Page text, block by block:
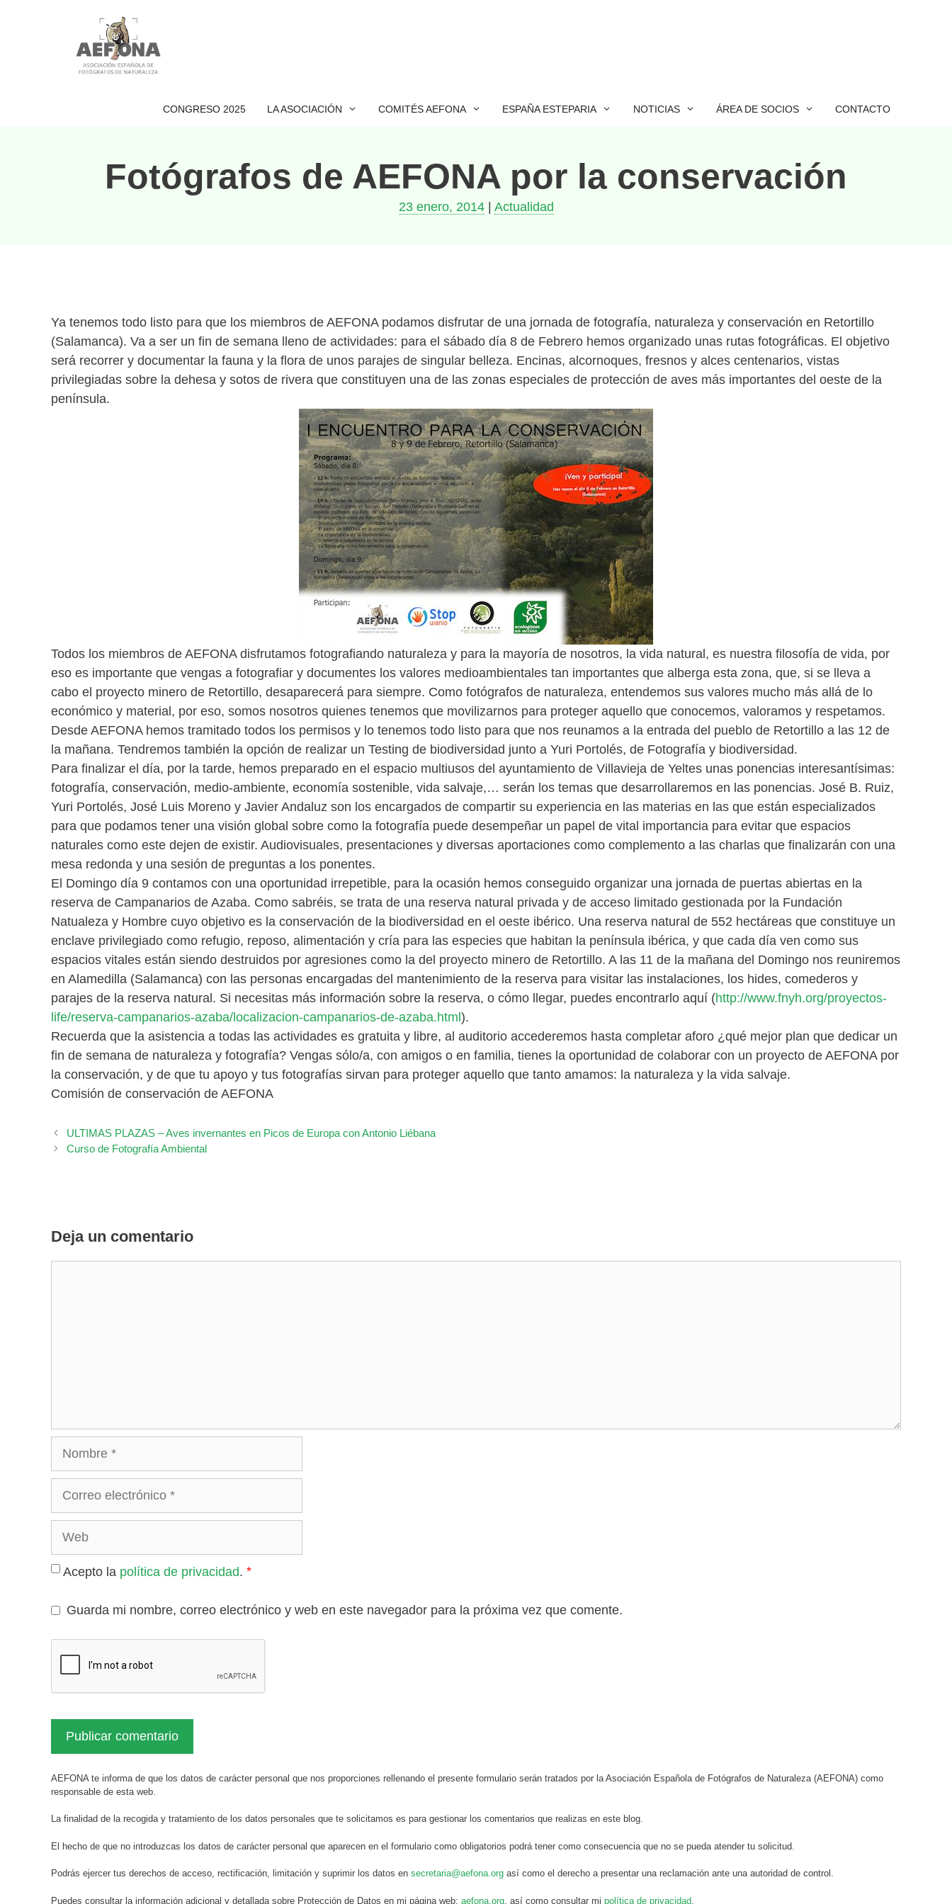
CONGRESO 2025 LA ASOCIACIÓN COMITÉS AEFONA ESPAÑA ESTEPARIA NOTICIAS ÁREA DE SOCIOS CONTACTO
Fotógrafos de AEFONA por la conservación
23 enero, 2014| Actualidad
Ya tenemos todo listo para que los miembros de AEFONA podamos disfrutar de una jornada de fotografía, naturaleza y conservación en Retortillo
(Salamanca). Va a ser un fin de semana lleno de actividades: para el sábado día 8 de Febrero hemos organizado unas rutas fotográficas. El objetivo
será recorrer y documentar la fauna y la flora de unos parajes de singular belleza. Encinas, alcornoques, fresnos y alces centenarios, vistas
privilegiadas sobre la dehesa y sotos de rivera que constituyen una de las zonas especiales de protección de aves más importantes del oeste de la
península.
Todos los miembros de AEFONA disfrutamos fotografiando naturaleza y para la mayoría de nosotros, la vida natural, es nuestra filosofía de vida, por
eso es importante que vengas a fotografiar y documentes los valores medioambientales tan importantes que alberga esta zona, que, si se lleva a
cabo el proyecto minero de Retortillo, desaparecerá para siempre. Como fotógrafos de naturaleza, entendemos sus valores mucho más allá de lo
económico y material, por eso, somos nosotros quienes tenemos que movilizarnos para proteger aquello que conocemos, valoramos y respetamos.
Desde AEFONA hemos tramitado todos los permisos y lo tenemos todo listo para que nos reunamos a la entrada del pueblo de Retortillo a las 12 de
la mañana. Tendremos también la opción de realizar un Testing de biodiversidad junto a Yuri Portolés, de Fotografía y biodiversidad.
Para finalizar el día, por la tarde, hemos preparado en el espacio multiusos del ayuntamiento de Villavieja de Yeltes unas ponencias interesantísimas:
fotografía, conservación, medio-ambiente, economía sostenible, vida salvaje,… serán los temas que desarrollaremos en las ponencias. José B. Ruiz,
Yuri Portolés, José Luis Moreno y Javier Andaluz son los encargados de compartir su experiencia en las materias en las que están especializados
para que podamos tener una visión global sobre como la fotografía puede desempeñar un papel de vital importancia para evitar que espacios
naturales como este dejen de existir. Audiovisuales, presentaciones y diversas aportaciones como complemento a las charlas que finalizarán con una
mesa redonda y una sesión de preguntas a los ponentes.
El Domingo día 9 contamos con una oportunidad irrepetible, para la ocasión hemos conseguido organizar una jornada de puertas abiertas en la
reserva de Campanarios de Azaba. Como sabréis, se trata de una reserva natural privada y de acceso limitado gestionada por la Fundación
Natualeza y Hombre cuyo objetivo es la conservación de la biodiversidad en el oeste ibérico. Una reserva natural de 552 hectáreas que constituye un
enclave privilegiado como refugio, reposo, alimentación y cría para las especies que habitan la península ibérica, y que cada día ven como sus
espacios vitales están siendo destruidos por agresiones como la del proyecto minero de Retortillo. A las 11 de la mañana del Domingo nos reuniremos
en Alamedilla (Salamanca) con las personas encargadas del mantenimiento de la reserva para visitar las instalaciones, los hides, comederos y
parajes de la reserva natural. Si necesitas más información sobre la reserva, o cómo llegar, puedes encontrarlo aquí (http://www.fnyh.org/proyectos-
life/reserva-campanarios-azaba/localizacion-campanarios-de-azaba.html ).
Recuerda que la asistencia a todas las actividades es gratuita y libre, al auditorio accederemos hasta completar aforo ¿qué mejor plan que dedicar un
fin de semana de naturaleza y fotografía? Vengas sólo/a, con amigos o en familia, tienes la oportunidad de colaborar con un proyecto de AEFONA por
la conservación, y de que tu apoyo y tus fotografías sirvan para proteger aquello que tanto amamos: la naturaleza y la vida salvaje.
Comisión de conservación de AEFONA
ULTIMAS PLAZAS – Aves invernantes en Picos de Europa con Antonio Liébana
Curso de Fotografía Ambiental
Deja un comentario
Acepto la política de privacidad. *
Guarda mi nombre, correo electrónico y web en este navegador para la próxima vez que comente.
AEFONA te informa de que los datos de carácter personal que nos proporciones rellenando el presente formulario serán tratados por la Asociación Española de Fotógrafos de Naturaleza (AEFONA) como
responsable de esta web.
La finalidad de la recogida y tratamiento de los datos personales que te solicitamos es para gestionar los comentarios que realizas en este blog.
El hecho de que no introduzcas los datos de carácter personal que aparecen en el formulario como obligatorios podrá tener como consecuencia que no se pueda atender tu solicitud.
Podrás ejercer tus derechos de acceso, rectificación, limitación y suprimir los datos en secretaria@aefona.org así como el derecho a presentar una reclamación ante una autoridad de control.
Puedes consultar la información adicional y detallada sobre Protección de Datos en mi página web: aefona.org , así como consultar mi política de privacidad